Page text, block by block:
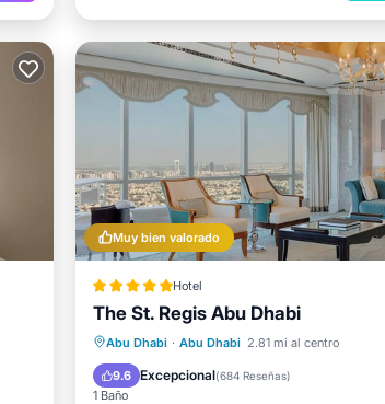
Muy bien valorado
Hotel
The St. Regis Abu Dhabi
Abu Dhabi · Abu Dhabi 2.81 mi al centro
9.6 Excepcional(684 Reseñas)
1 Baño
Bañera de hidromasaje
Desayuno
Aparcamiento
Piscina